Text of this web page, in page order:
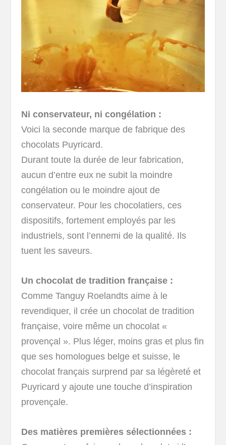
Ni conservateur, ni congélation :
Voici la seconde marque de fabrique des
chocolats Puyricard.
Durant toute la durée de leur fabrication,
aucun d’entre eux ne subit la moindre
congélation ou le moindre ajout de
conservateur. Pour les chocolatiers, ces
dispositifs, fortement employés par les
industriels, sont l’ennemi de la qualité. Ils
tuent les saveurs.
Un chocolat de tradition française :
Comme Tanguy Roelandts aime à le
revendiquer, il crée un chocolat de tradition
française, voire même un chocolat «
provençal ». Plus léger, moins gras et plus fin
que ses homologues belge et suisse, le
chocolat français surprend par sa légèreté et
Puyricard y ajoute une touche d’inspiration
provençale.
Des matières premières sélectionnées :